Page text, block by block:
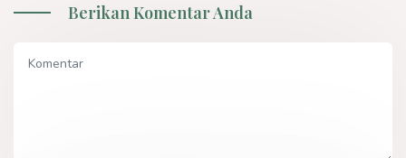
Berikan Komentar Anda